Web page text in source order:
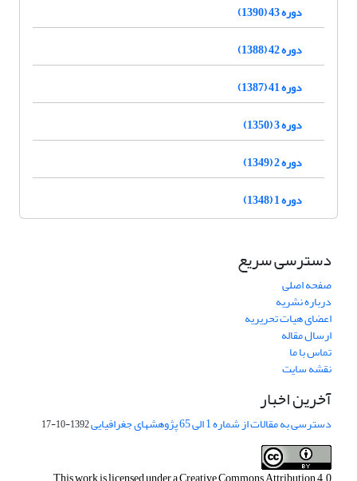
دوره 43 (1390)
دوره 42 (1388)
دوره 41 (1387)
دوره 3 (1350)
دوره 2 (1349)
دوره 1 (1348)
دسترسی سریع
صفحه اصلی
درباره نشریه
اعضای هیات تحریریه
ارسال مقاله
تماس با ما
نقشه سایت
آخرین اخبار
دسترسی به مقالات از شماره 1 الی 65 پژوهشهای جغرافیایی 1392-10-17